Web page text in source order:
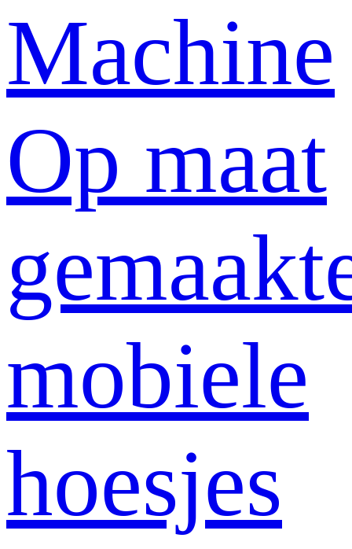
Machine
Op maat
mobiele
hoesjes